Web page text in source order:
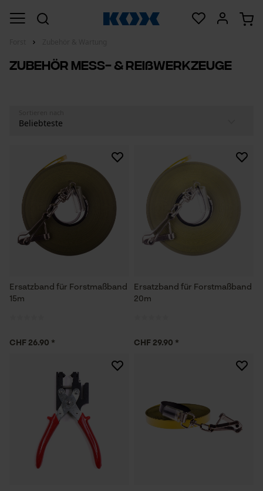
Zubehör Mess- & Reißwerkzeuge
Ersatzband für Forstmaßband
15m
CHF 26.90 *
Ersatzband für Forstmaßband
20m
CHF 29.90 *